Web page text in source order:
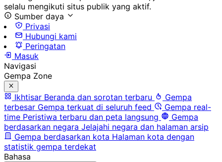
selalu mengikuti situs publik yang aktif.
Sumber daya
Privasi
Hubungi kami
Peringatan
Masuk
Navigasi
Gempa Zone
Ikhtisar Beranda dan sorotan terbaru
Gempa
terbesar Gempa terkuat di seluruh feed
Gempa real-
time Peristiwa terbaru dan peta langsung
Gempa
berdasarkan negara Jelajahi negara dan halaman arsip
Gempa berdasarkan kota Halaman kota dengan
statistik gempa terdekat
Bahasa